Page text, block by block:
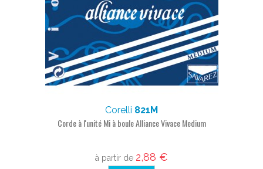
Corelli 821M
Corde à l'unité Mi à boule Alliance Vivace Medium
à partir de 2,88 €